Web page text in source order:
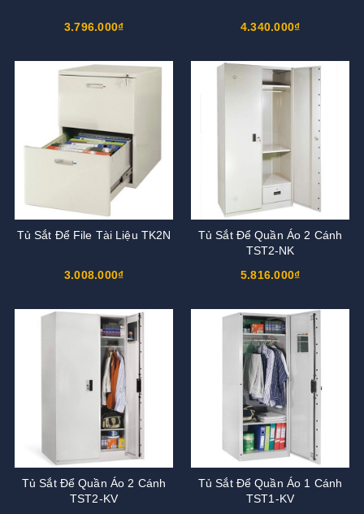
3.796.000₫ 4.340.000₫
Tủ Sắt Để File Tài Liệu TK2N
3.008.000₫
Tủ Sắt Để Quần Áo 2 Cánh
TST2-NK
5.816.000₫
Tủ Sắt Để Quần Áo 2 Cánh
TST2-KV
Tủ Sắt Để Quần Áo 1 Cánh
TST1-KV